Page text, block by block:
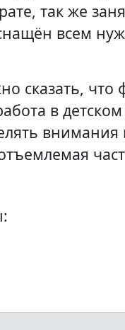
так же
всем
сказать, что
в
внимания